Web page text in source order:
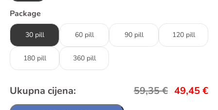
Package
30 pill 60 pill 90 pill 120 pill
180 pill 360 pill
Ukupna cijena: 59,35€ 49,45€